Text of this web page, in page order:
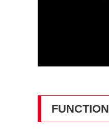
FUNCTION